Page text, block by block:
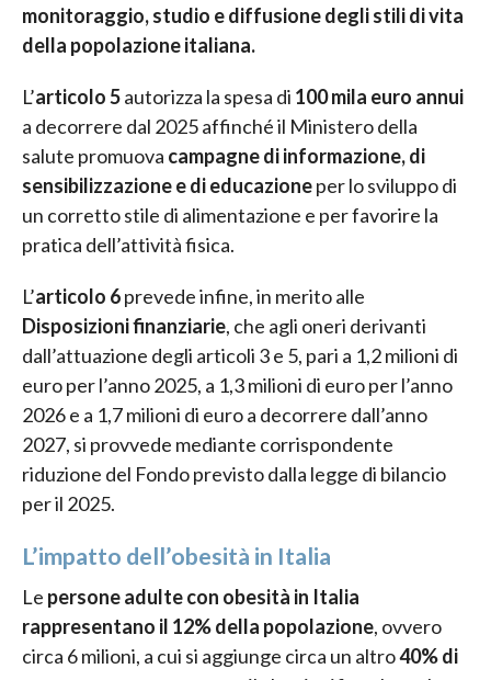
monitoraggio, studio e diffusione degli stili di vita
della popolazione italiana.
L’articolo 5autorizza la spesa di 100 mila euro annui
a decorrere dal 2025 affinché il Ministero della
salute promuova campagne di informazione, di
sensibilizzazione e di educazioneper lo sviluppo di
un corretto stile di alimentazione e per favorire la
pratica dell’attività fisica.
L’articolo 6prevede infine, in merito alle
Disposizioni finanziarie, che agli oneri derivanti
dall’attuazione degli articoli 3 e 5, pari a 1,2 milioni di
euro per l’anno 2025, a 1,3 milioni di euro per l’anno
2026 e a 1,7 milioni di euro a decorrere dall’anno
2027, si provvede mediante corrispondente
riduzione del Fondo previsto dalla legge di bilancio
per il 2025.
L’impatto dell’obesità in Italia
Le persone adulte con obesità in Italia
rappresentano il 12% della popolazione, ovvero
circa 6 milioni, a cui si aggiunge circa un altro40% di